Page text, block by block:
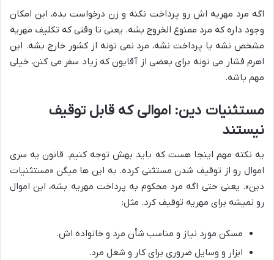
اگه مرد مهریه اش رو پرداخت نکنه و زن درخواست بده، این امکان
وجود داره که مرد ممنوع الخروج بشه. یعنی تا وقتی که تکلیف مهریه
مشخص نشه یا پرداخت نشه، مرد نمی تونه از کشور خارج بشه. این
اهرم فشار می تونه برای بعضی از آقایون که زیاد سفر می کنن، خیلی
مهم باشه.
مستثنیات دین: اموالی که قابل توقیف
نیستند
یه نکته مهم اینجا هست که باید بهش توجه کنیم. قانون یه سری
اموال رو از توقیف شدن مستثنی کرده. به این ها میگن «مستثنیات
دین». یعنی حتی اگه مرد محکوم به پرداخت مهریه بشه، این اموال
رو نمیشه برای مهریه توقیف کرد. مثل:
مسکن مورد نیاز و مناسب شأن مرد و خانواده اش.
ابزار و وسایل ضروری برای کار و شغل مرد.